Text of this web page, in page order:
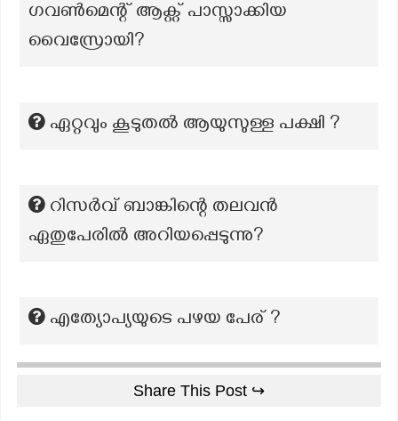
ഗവൺമെന്റ് ആക്റ്റ് പാസ്സാക്കിയ
വൈസ്രോയി?
ഏറ്റവും കൂടുതൽ ആയുസുള്ള പക്ഷി ?
റിസർവ് ബാങ്കിന്റെ തലവൻ
ഏതുപേരിൽ അറിയപ്പെടുന്നു?
എത്യോപ്യയുടെ പഴയ പേര് ?
Share This Post ↪